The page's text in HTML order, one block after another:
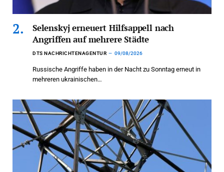
Selenskyj erneuert Hilfsappell nach
Angriffen auf mehrere Städte
DTS NACHRICHTENAGENTUR 09/08/2026
Russische Angriffe haben in der Nacht zu Sonntag erneut in
mehreren ukrainischen…